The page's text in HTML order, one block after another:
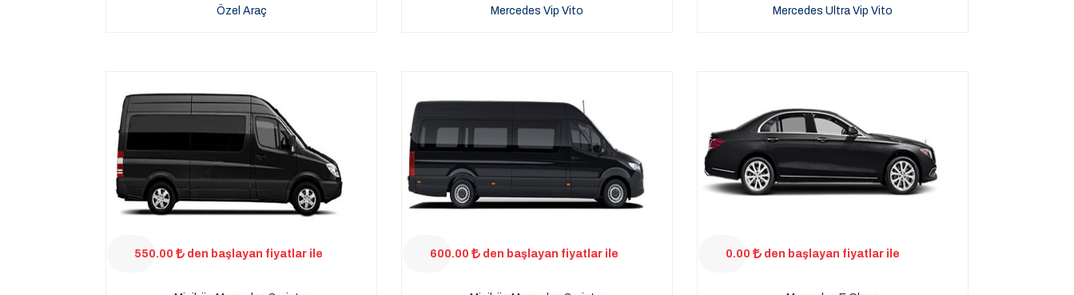
Özel Araç Mercedes Vip Vito Mercedes Ultra Vip Vito
550.00 den başlayan fiyatlar ile 600.00 den başlayan fiyatlar ile 0.00 den başlayan fiyatlar ile